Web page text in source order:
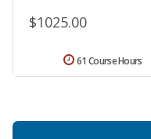
$1025.00
61 Course Hours